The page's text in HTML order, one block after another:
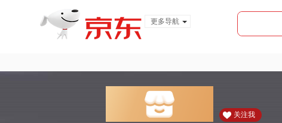
更多导航
关注我